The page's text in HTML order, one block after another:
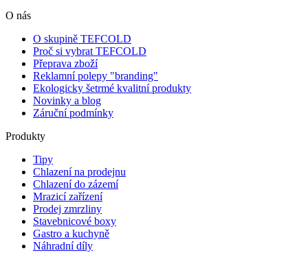
O nás
O skupině TEFCOLD
Proč si vybrat TEFCOLD
Přeprava zboží
Reklamní polepy "branding"
Ekologicky šetrmé kvalitní produkty
Novinky a blog
Záruční podmínky
Produkty
Tipy
Chlazení na prodejnu
Chlazení do zázemí
Mrazicí zařízení
Prodej zmrzliny
Stavebnicové boxy
Gastro a kuchyně
Náhradní díly